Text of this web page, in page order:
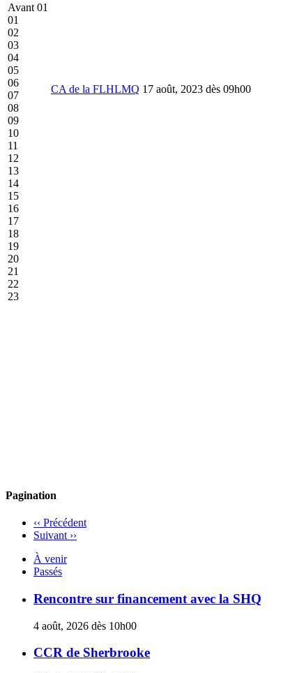
Avant 01
01
02
03
04
05
06
07
08
09
10
11
12
13
14
15
16
17
18
19
20
21
22
23
CA de la FLHLMQ 17 août, 2023 dès 09h00
Pagination
‹‹ Précédent
Suivant ››
À venir
Passés
Rencontre sur financement avec la SHQ
4 août, 2026 dès 10h00
CCR de Sherbrooke